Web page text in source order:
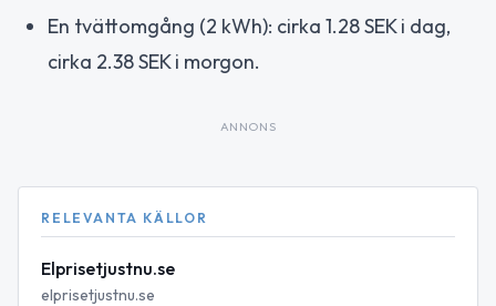
En tvättomgång (2 kWh): cirka 1.28 SEK i dag,
cirka 2.38 SEK i morgon.
ANNONS
RELEVANTA KÄLLOR
Elprisetjustnu.se
elprisetjustnu.se